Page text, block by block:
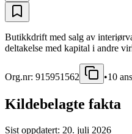
Butikkdrift med salg av
deltakelse med kapital i andre
Org.nr: 915951562 •10
Kildebelagte fakta
Sist oppdatert: 20. juli 2026